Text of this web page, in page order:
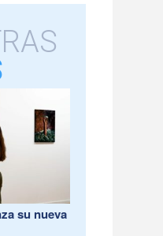
su nueva